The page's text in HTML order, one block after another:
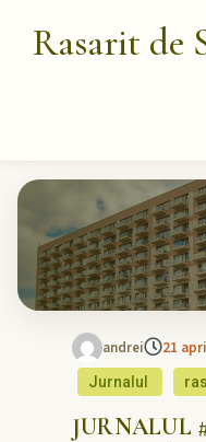
Rasarit de
andrei 21
Jurnalul
JURNALUL